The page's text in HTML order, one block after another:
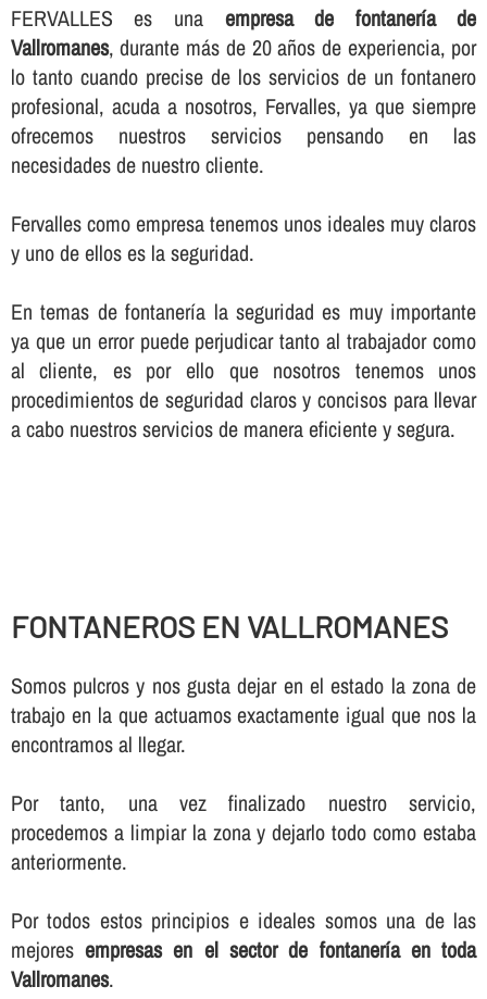
FERVALLES es una empresa de fontanerí­a de
Vallromanes, durante más de 20 años de experiencia, por
lo tanto cuando precise de los servicios de un fontanero
profesional, acuda a nosotros, Fervalles, ya que siempre
ofrecemos nuestros servicios pensando en las
necesidades de nuestro cliente.
Fervalles como empresa tenemos unos ideales muy claros
y uno de ellos es la seguridad.
En temas de fontanerí­a la seguridad es muy importante
ya que un error puede perjudicar tanto al trabajador como
al cliente, es por ello que nosotros tenemos unos
procedimientos de seguridad claros y concisos para llevar
a cabo nuestros servicios de manera eficiente y segura.
FONTANEROS EN VALLROMANES
Somos pulcros y nos gusta dejar en el estado la zona de
trabajo en la que actuamos exactamente igual que nos la
encontramos al llegar.
Por tanto, una vez finalizado nuestro servicio,
procedemos a limpiar la zona y dejarlo todo como estaba
anteriormente.
Por todos estos principios e ideales somos una de las
mejoresempresas en el sector de fontanerí­a en toda
Vallromanes.